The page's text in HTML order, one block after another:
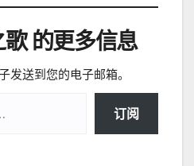
的更多信息
发送到您的电子邮箱。
订阅